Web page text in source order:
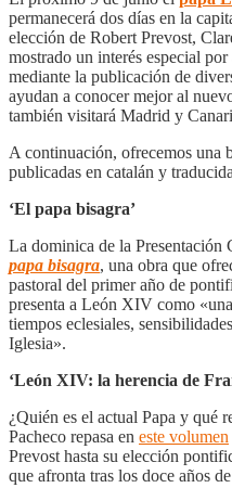
permanecerá dos días en la
elección de Robert Prevost,
mostrado un interés especial
mediante la publicación de
ayudan a conocer mejor al
también visitará Madrid y
A continuación, ofrecemos una
publicadas en catalán y
‘El papa bisagra’
La dominica de la Presentación
papa bisagra, una obra que
pastoral del primer año de
presenta a León XIV como
tiempos eclesiales,
Iglesia».
‘León XIV: la herencia de
¿Quién es el actual Papa y qué
Pacheco repasa en este volumen
Prevost hasta su elección
que afronta tras los doce años